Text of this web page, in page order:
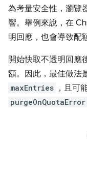
為考量安全性，瀏覽
響。舉例來說，在
明回應，也會導致配
開始快取不透明回應
額。因此，最佳做法
maxEntries ，且可
purgeOnQuotaError